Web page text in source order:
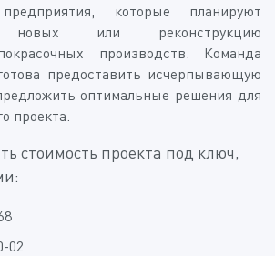
которые планируют
новых или реконструкцию
производств. Команда
предоставить исчерпывающую
оптимальные решения для
проекта.
стоимость проекта под ключ,
02